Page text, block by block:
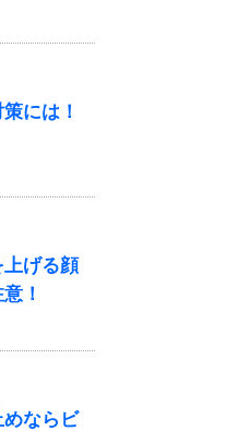
には！
げる顔
！
ならビ